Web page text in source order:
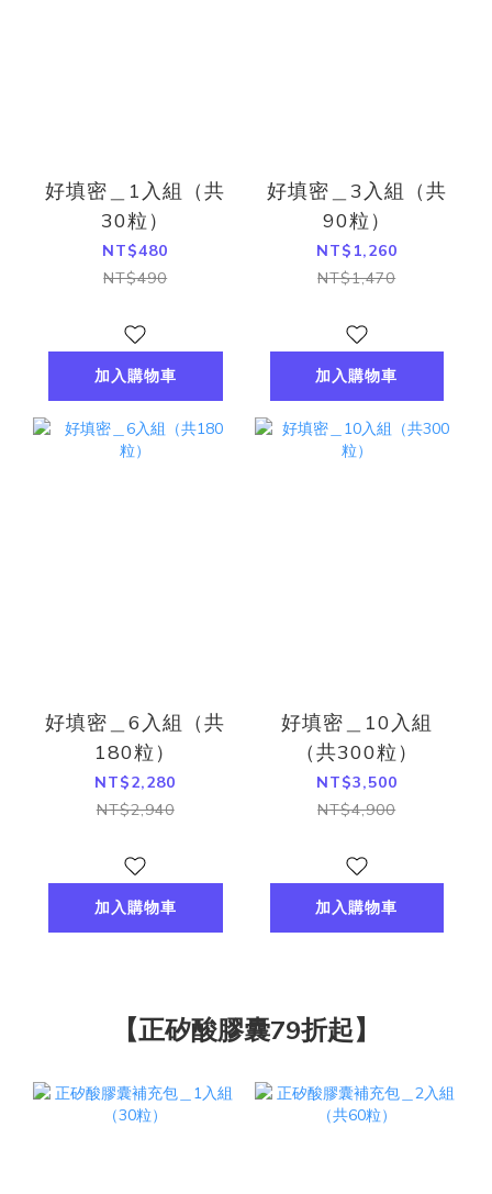
好填密＿1入組（共
30粒）
NT$480
NT$490
加入購物車
好填密＿3入組（共
90粒）
NT$1,260
NT$1,470
加入購物車
好填密＿6入組（共
180粒）
NT$2,280
NT$2,940
加入購物車
好填密＿10入組
（共300粒）
NT$3,500
NT$4,900
加入購物車
【正矽酸膠囊79折起】